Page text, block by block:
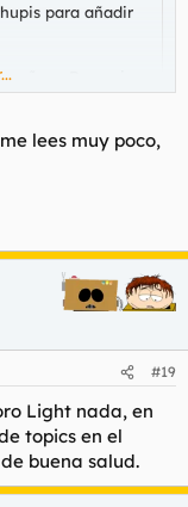
para añadir
a Borornia
para dar rienda
que no lleve la
lees muy poco,
#19
Light nada, en
topics en el
buena salud.